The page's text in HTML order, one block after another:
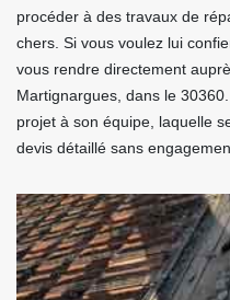
procéder à des travaux de
chers. Si vous voulez lui
vous rendre directement
Martignargues, dans le
projet à son équipe, laquelle
devis détaillé sans